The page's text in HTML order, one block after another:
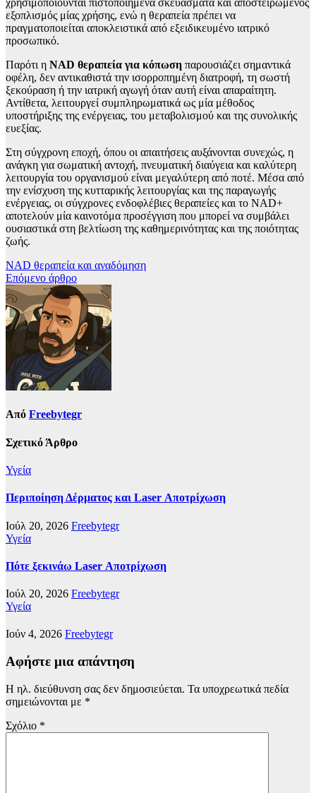
χρησιμοποιούνται πιστοποιημένα σκευάσματα και αποστειρωμένος
εξοπλισμός μίας χρήσης, ενώ η θεραπεία πρέπει να
πραγματοποιείται αποκλειστικά από εξειδικευμένο ιατρικό
προσωπικό.
Παρότι η NAD θεραπεία για κόπωση παρουσιάζει σημαντικά
οφέλη, δεν αντικαθιστά την ισορροπημένη διατροφή, τη σωστή
ξεκούραση ή την ιατρική αγωγή όταν αυτή είναι απαραίτητη.
Αντίθετα, λειτουργεί συμπληρωματικά ως μία μέθοδος
υποστήριξης της ενέργειας, του μεταβολισμού και της συνολικής
ευεξίας.
Στη σύγχρονη εποχή, όπου οι απαιτήσεις αυξάνονται συνεχώς, η
ανάγκη για σωματική αντοχή, πνευματική διαύγεια και καλύτερη
λειτουργία του οργανισμού είναι μεγαλύτερη από ποτέ. Μέσα από
την ενίσχυση της κυτταρικής λειτουργίας και της παραγωγής
ενέργειας, οι σύγχρονες ενδοφλέβιες θεραπείες και το NAD+
αποτελούν μία καινοτόμα προσέγγιση που μπορεί να συμβάλει
ουσιαστικά στη βελτίωση της καθημερινότητας και της ποιότητας
ζωής.
Πλοήγηση
άρθρων
NAD θεραπεία και αναδόμηση
Επόμενο άρθρο
Από Freebytegr
Σχετικό Άρθρο
Υγεία
Περιποίηση Δέρματος και Laser Αποτρίχωση
Ιούλ 20, 2026 Freebytegr
Υγεία
Πότε ξεκινάω Laser Αποτρίχωση
Ιούλ 20, 2026 Freebytegr
Υγεία
Ιούν 4, 2026 Freebytegr
Αφήστε μια απάντηση
Η ηλ. διεύθυνση σας δεν δημοσιεύεται. Τα υποχρεωτικά πεδία
σημειώνονται με *
Σχόλιο *